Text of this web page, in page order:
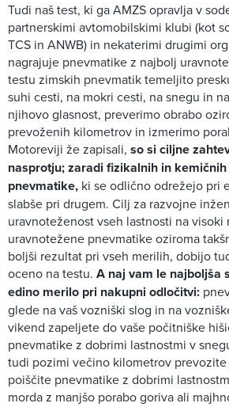
Tudi naš test, ki ga AMZS opravlja v
partnerskimi avtomobilskimi klubi (kot
TCS in ANWB) in nekaterimi drugimi
nagrajuje pnevmatike z najbolj
testu zimskih pnevmatik temeljito
suhi cesti, na mokri cesti, na snegu in
njihovo glasnost, preverimo obrabo
prevoženih kilometrov in izmerimo
Motoreviji že zapisali, so si ciljne
nasprotju; zaradi fizikalnih in
pnevmatike, ki se odlično odrežejo pri
slabše pri drugem. Cilj za razvojne
uravnoteženost vseh lastnosti na
uravnotežene pnevmatike oziroma
boljši rezultat pri vseh merilih, dobijo
oceno na testu. A naj vam le najboljša
edino merilo pri nakupni odločitvi:
glede na vaš vozniški slog in na
vikend zapeljete do vaše počitniške
pnevmatike z dobrimi lastnostmi v
tudi pozimi večino kilometrov prevozite
poiščite pnevmatike z dobrimi
morda z manjšo porabo goriva ali